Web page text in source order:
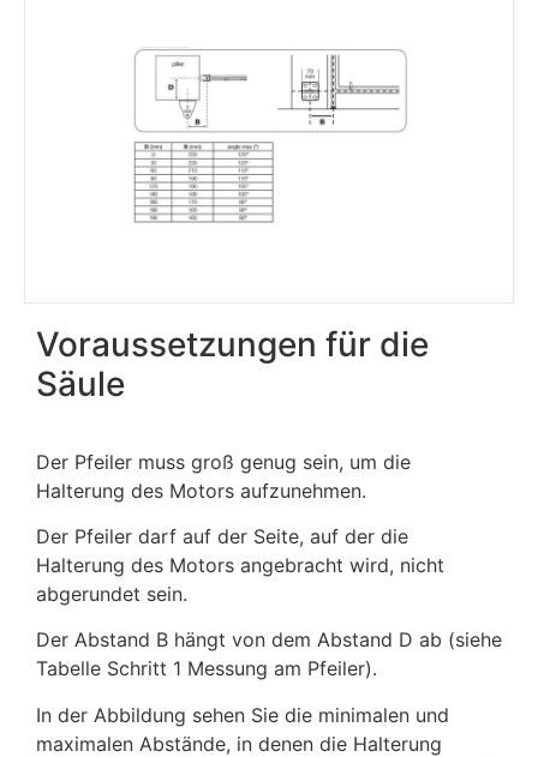
Voraussetzungen für die
Säule
Der Pfeiler muss groß genug sein, um die
Halterung des Motors aufzunehmen.
Der Pfeiler darf auf der Seite, auf der die
Halterung des Motors angebracht wird, nicht
abgerundet sein.
Der Abstand B hängt von dem Abstand D ab (siehe
Tabelle Schritt 1 Messung am Pfeiler).
In der Abbildung sehen Sie die minimalen und
maximalen Abstände, in denen die Halterung